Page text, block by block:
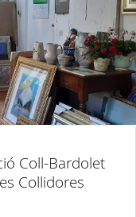
Coll-Bardolet
Collidores